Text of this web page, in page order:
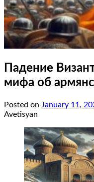
Падение
мифа об
Posted on January 11,
Avetisyan